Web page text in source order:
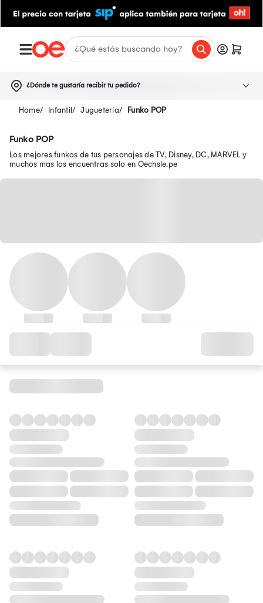
¿Dónde te gustaría recibir tu pedido?
Infantil Juguetería Funko POP
Funko POP
Los mejores funkos de tus personajes de TV, Disney, DC, MARVEL y
muchos mas los encuentras solo en Oechsle.pe